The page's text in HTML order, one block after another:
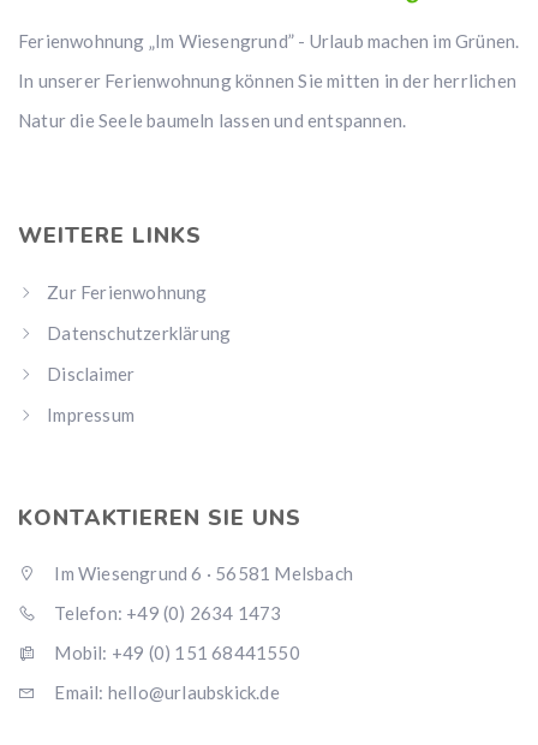
Ferienwohnung „Im Wiesengrund” - Urlaub machen im Grünen.
In unserer Ferienwohnung können Sie mitten in der herrlichen
Natur die Seele baumeln lassen und entspannen.
WEITERE LINKS
Zur Ferienwohnung
Datenschutzerklärung
Disclaimer
Impressum
KONTAKTIEREN SIE UNS
Im Wiesengrund 6 · 56581 Melsbach
Telefon: +49 (0) 2634 1473
Mobil: +49 (0) 151 68441550
Email: hello@urlaubskick.de